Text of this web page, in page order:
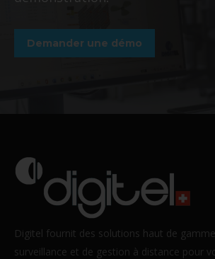
Demander une démo
Digitel fournit des solutions haut de
surveillance et de gestion à distance pour